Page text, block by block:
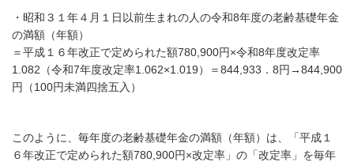
・昭和３１年４月１日以前生まれの人の令和8年度の老齢基礎年金
の満額（年額）
＝平成１６年改正で定められた額780,900円×令和8年度改定率
1.082（令和7年度改定率1.062×1.019）＝844,933．8円→844,900
円（100円未満四捨五入）
このように、毎年度の老齢基礎年金の満額（年額） は、「平成１
６年改正で定められた額780,900円×改定率」の「改定率」を毎年